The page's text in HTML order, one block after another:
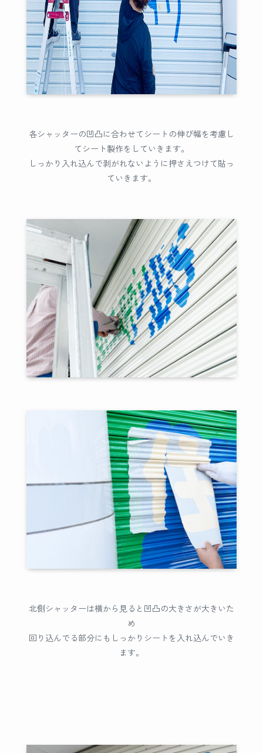
各シャッターの凹凸に合わせてシートの伸び幅を考慮し
てシート製作をしていきます。
しっかり入れ込んで剥がれないように押さえつけて貼っ
ていきます。
北側シャッターは横から見ると凹凸の大きさが大きいた
め
回り込んでる部分にもしっかりシートを入れ込んでいき
ます。